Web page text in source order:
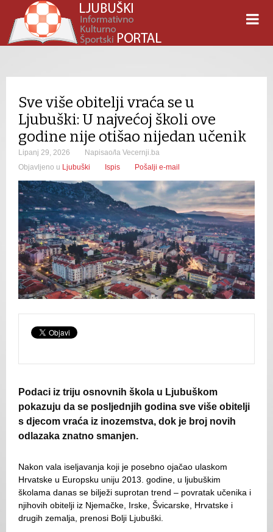
Sve više obitelji vraća se u
Ljubuški: U najvećoj školi ove
godine nije otišao nijedan učenik
Lipanj 29, 2026
Napisao/la Vecernji.ba
Objavljeno u Ljubuški Ispis Pošalji e-mail
Podaci iz triju osnovnih škola u Ljubuškom
pokazuju da se posljednjih godina sve više obitelji
s djecom vraća iz inozemstva, dok je broj novih
odlazaka znatno smanjen.
Nakon vala iseljavanja koji je posebno ojačao ulaskom
Hrvatske u Europsku uniju 2013. godine, u ljubuškim
školama danas se bilježi suprotan trend – povratak učenika i
njihovih obitelji iz Njemačke, Irske, Švicarske, Hrvatske i
drugih zemalja, prenosi Bolji Ljubuški.